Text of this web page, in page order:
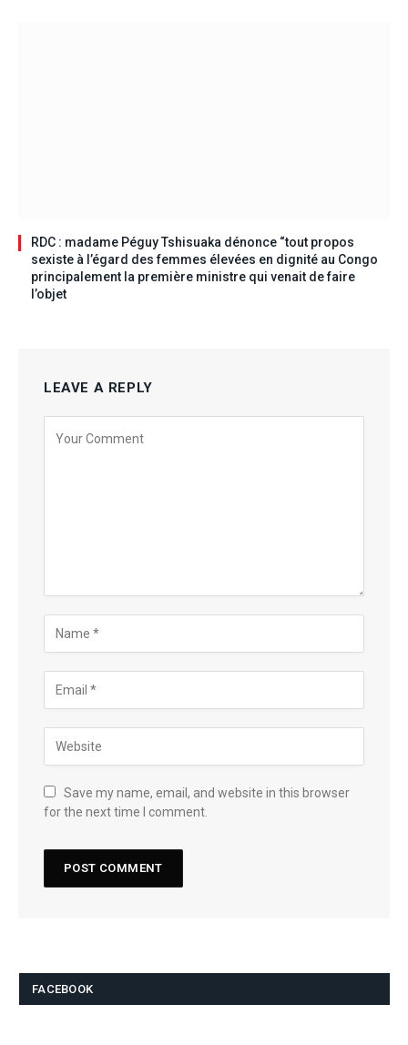
RDC : madame Péguy Tshisuaka dénonce “tout propos
sexiste à l’égard des femmes élevées en dignité au Congo
principalement la première ministre qui venait de faire
l’objet
LEAVE A REPLY
Save my name, email, and website in this browser
for the next time I comment.
FACEBOOK